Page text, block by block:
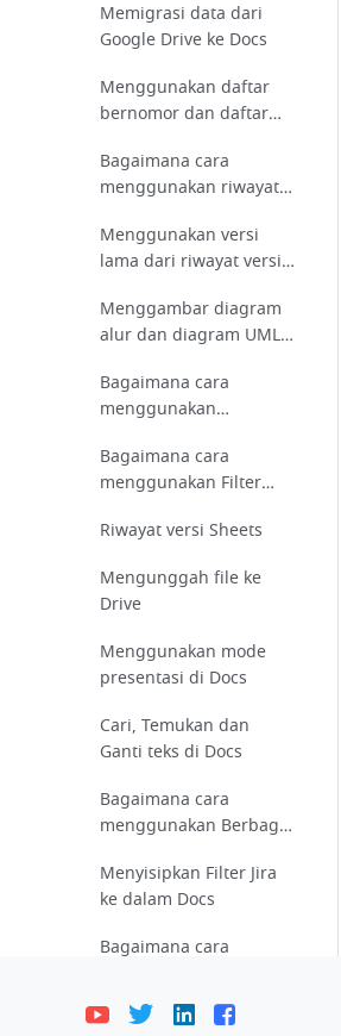
Memigrasi data dari
Google Drive ke Docs
Menggunakan daftar
bernomor dan daftar
Bagaimana cara
menggunakan riwayat
Docs?
Menggunakan versi
lama dari riwayat versi
Menggambar diagram
alur dan diagram UML
Bagaimana cara
menggunakan
Sheets?
Bagaimana cara
menggunakan Filter
Riwayat versi Sheets
Mengunggah file ke
Drive
Menggunakan mode
presentasi di Docs
Cari, Temukan dan
Ganti teks di Docs
Bagaimana cara
menggunakan Berbagi
Menyisipkan Filter Jira
ke dalam Docs
Bagaimana cara
folder?
Bagaimana cara